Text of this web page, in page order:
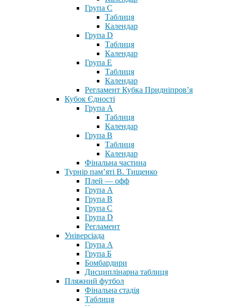
Група С
Таблиця
Календар
Група D
Таблиця
Календар
Група Е
Таблиця
Календар
Регламент Кубка Придніпров’я
Кубок Єдності
Група А
Таблиця
Календар
Група В
Таблиця
Календар
Фінальна частина
Турнір пам’яті В. Тищенко
Плей — офф
Група А
Група B
Група С
Група D
Регламент
Універсіада
Група А
Група Б
Бомбардири
Дисциплінарна таблиця
Пляжний футбол
Фінальна стадія
Таблиця